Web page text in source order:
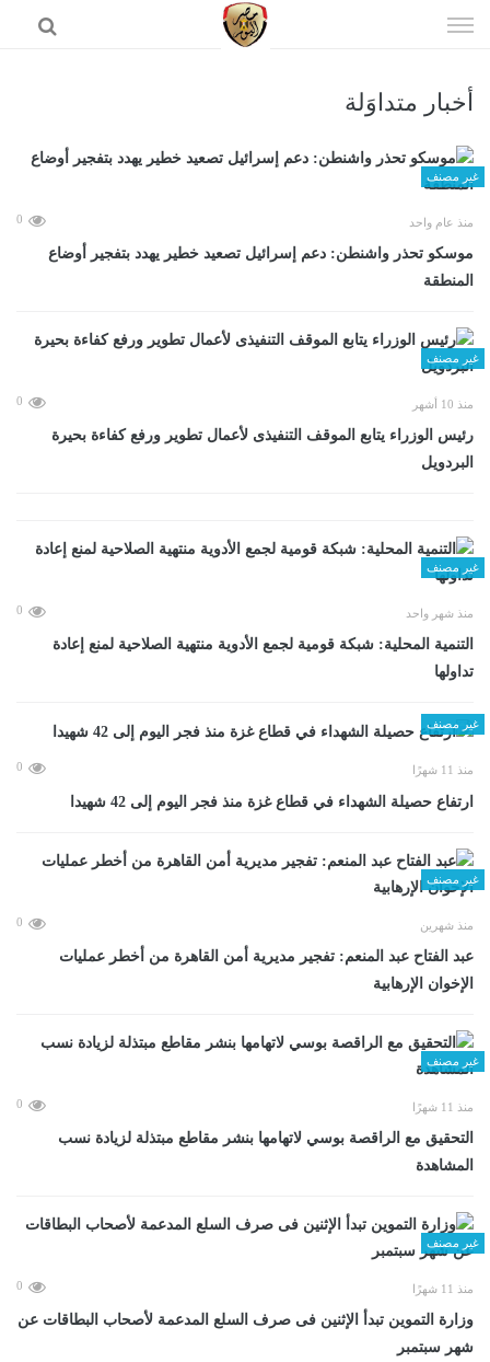
الى
أخبار متداوَلة
غير مصنف
منذ عام واحد 0
موسكو تحذر واشنطن: دعم إسرائيل تصعيد خطير يهدد بتفجير أوضاع
المنطقة
غير مصنف
منذ 10 أشهر 0
رئيس الوزراء يتابع الموقف التنفيذى لأعمال تطوير ورفع كفاءة بحيرة
البردويل
غير مصنف
منذ شهر واحد 0
التنمية المحلية: شبكة قومية لجمع الأدوية منتهية الصلاحية لمنع إعادة
تداولها
غير مصنف
منذ 11 شهرًا 0
ارتفاع حصيلة الشهداء في قطاع غزة منذ فجر اليوم إلى 42 شهيدا
غير مصنف
منذ شهرين 0
عبد الفتاح عبد المنعم: تفجير مديرية أمن القاهرة من أخطر عمليات
الإخوان الإرهابية
غير مصنف
منذ 11 شهرًا 0
التحقيق مع الراقصة بوسي لاتهامها بنشر مقاطع مبتذلة لزيادة نسب
المشاهدة
غير مصنف
منذ 11 شهرًا 0
وزارة التموين تبدأ الإثنين فى صرف السلع المدعمة لأصحاب البطاقات عن
شهر سبتمبر